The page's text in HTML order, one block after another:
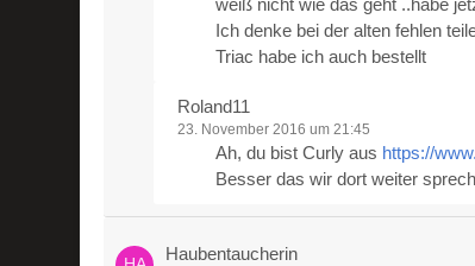
weiß nicht wie das geht ..habe
Ich denke bei der alten fehlen
Triac habe ich auch bestellt
Roland11
23. November 2016 um 21:45
Ah, du bist Curly aus https://
Besser das wir dort weiter
Haubentaucherin